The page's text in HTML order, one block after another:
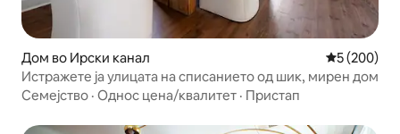
Дом во Ирски канал Просечна
5 (200)
Истражете ја улицата на списанието од шик, мирен дом
Семејство · Однос цена/квалитет · Пристап